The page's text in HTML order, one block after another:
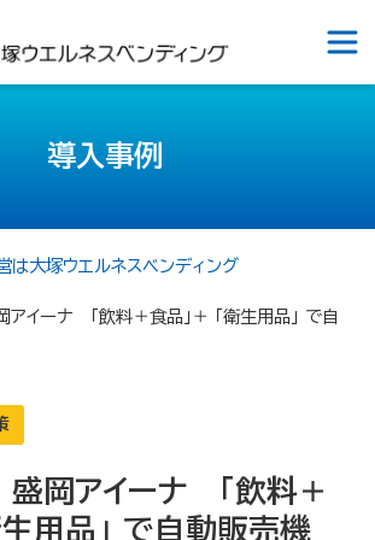
導入事例
は大塚ウエルネスベンディング
イーナ 「飲料＋食品」＋ 「衛生用品」 で自
岡アイーナ 「飲料＋
生用品」 で自動販売機